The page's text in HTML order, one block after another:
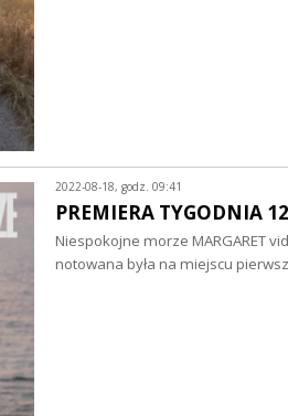
2022-08-18, godz. 09:41
PREMIERA TYGODNIA
Niespokojne morze MARGARET
notowana była na miejscu